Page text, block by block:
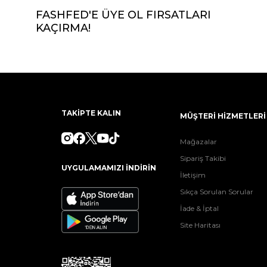
FASHFED'E ÜYE OL FIRSATLARI
KAÇIRMA!
TAKİPTE KALIN
UYGULAMAMIZI İNDİRİN
MÜŞTERİ HİZMETLERİ
Mağazalar
Sipariş Takibi
İletişim
Sıkça Sorulan Sorular
İade & İptal
Site Haritası